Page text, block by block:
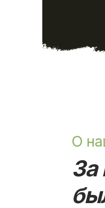
О
За